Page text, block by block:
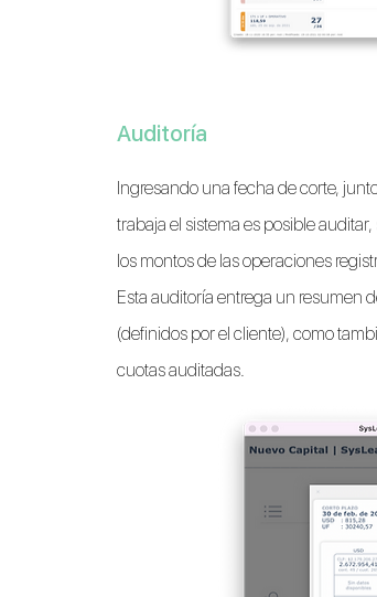
Auditoría
Ingresando una fecha de corte,
trabaja el sistema es posible
los montos de las operaciones
Esta auditoría entrega un resumen
(definidos por el cliente), como
cuotas auditadas.